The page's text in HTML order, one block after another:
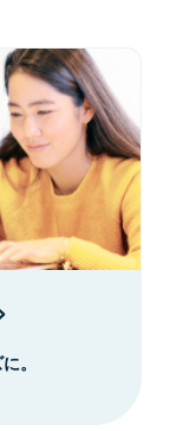
。